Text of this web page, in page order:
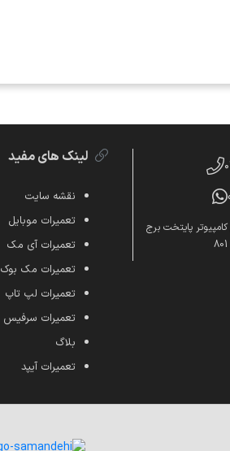
پایتخت برج
لینک های مفید
نقشه سایت
تعمیرات موبایل
تعمیرات آی مک
تعمیرات مک بوک
تعمیرات لپ تاپ
تعمیرات سرفیس
بلاگ
تعمیرات آیپد